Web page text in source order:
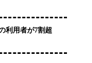
利用者が7割超